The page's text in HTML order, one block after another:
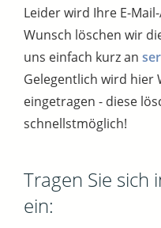
Leider wird Ihre E-
Wunsch löschen wir
uns einfach kurz an
Gelegentlich wird hier
eingetragen - diese
schnellstmöglich!
Tragen Sie sich
ein: